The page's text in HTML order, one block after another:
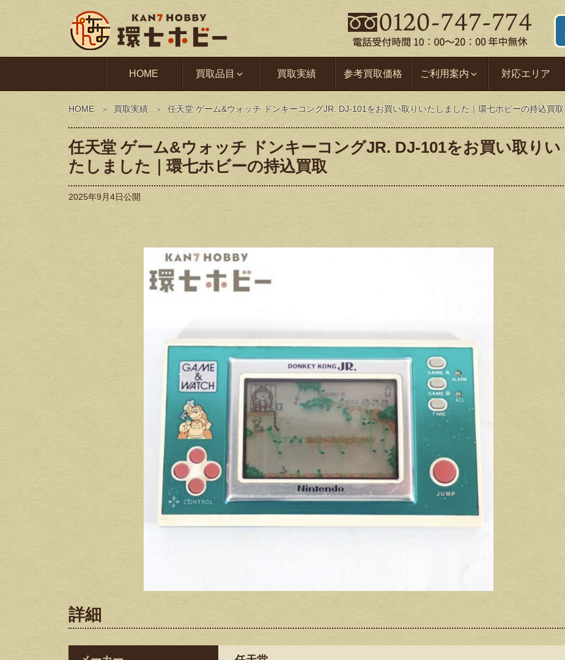
HOME 買取品目 買取実績 参考買取価格 ご利用案内 対応エリア
HOME 買取実績 任天堂 ゲーム&ウォッチ ドンキーコングJR. DJ-101をお買い取りいたしました｜環七ホビーの持込買取
任天堂 ゲーム&ウォッチ ドンキーコングJR. DJ-101をお買い取りい
たしました｜環七ホビーの持込買取
2025年9月4日公開
詳細